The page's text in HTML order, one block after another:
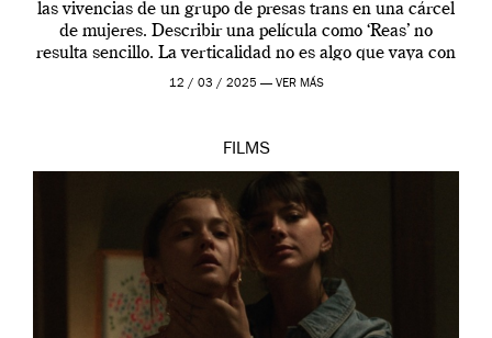
las vivencias de un grupo de presas trans en una cárcel
de mujeres. Describir una película como ‘Reas’ no
resulta sencillo. La verticalidad no es algo que vaya con
la artista, […]
12 / 03 / 2025 — VER MÁS
FILMS